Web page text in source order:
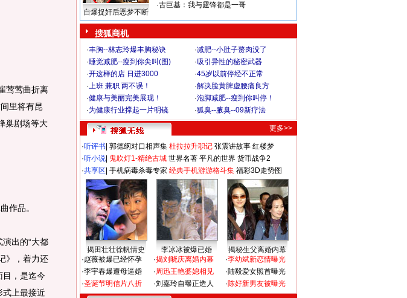
莺莺曲折离
里将有昆
巢剧场等大
作品。
出的“大都
》，着力还
目，是迄今
式上最接近
自爆捉奸后恶梦不断
·古巨基：我与霆锋都是一哥
搜狐商机
·丰胸--林志玲爆丰胸秘诀 ·减肥--小肚子赘肉没了
·睡觉减肥--瘦到你尖叫(图) ·吸引异性的秘密武器
·开这样的店 日进3000 ·45岁以前停经不正常
·上班 兼职 两不误！ ·解决脸黄脾虚腰痛良方
·健康与美丽完美展现！ ·泡脚减肥--瘦到你叫停！
·为健康行业撑起一片明镜 ·狐臭--腋臭--09新疗法
更多>>
·听评书 郭德纲对口相声集 杜拉拉升职记 张震讲故事 红楼梦
·听小说 鬼吹灯1-精绝古城 世界名著 平凡的世界 货币战争2
·共享区 手机病毒杀毒专家 经典手机游游格斗集 福彩3D走势图
揭田壮壮徐帆情史 李冰冰被爆已婚
揭秘生父离婚内幕
·赵薇被爆已经怀孕
·李宇春爆遭母逼婚
·圣诞节明信片八折
·揭刘晓庆离婚内幕
·周迅王艳婆媳相见
·刘嘉玲自曝正造人
·李幼斌新恋情曝光
·陆毅爱女照首曝光
·陈好新男友被曝光